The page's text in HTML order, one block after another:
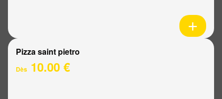
Pizza saint pietro
Dès 10.00 €